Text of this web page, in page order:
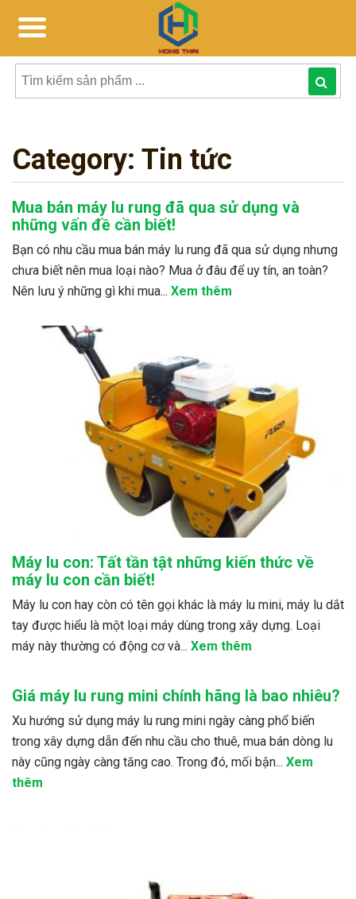
Tìm
sản
Category: Tin tức
Mua bán máy lu rung đã qua sử dụng và
những vấn đề cần biết!
Bạn có nhu cầu mua bán máy lu rung đã qua sử dụng nhưng
chưa biết nên mua loại nào? Mua ở đâu để uy tín, an toàn?
Nên lưu ý những gì khi mua... Xem thêm
Máy lu con: Tất tần tật những kiến thức về
máy lu con cần biết!
Máy lu con hay còn có tên gọi khác là máy lu mini, máy lu dắt
tay được hiểu là một loại máy dùng trong xây dựng. Loại
máy này thường có động cơ và... Xem thêm
Giá máy lu rung mini chính hãng là bao nhiêu?
Xu hướng sử dụng máy lu rung mini ngày càng phổ biến
trong xây dựng dẫn đến nhu cầu cho thuê, mua bán dòng lu
này cũng ngày càng tăng cao. Trong đó, mối bận... Xem
thêm